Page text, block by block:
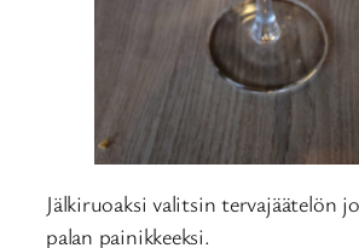
Jälkiruoaksi valitsin tervajäätelön
palan painikkeeksi.